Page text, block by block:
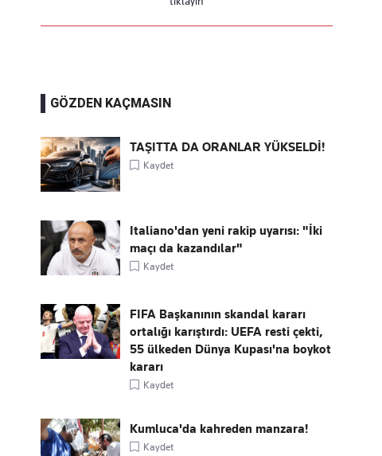
GÖZDEN KAÇMASIN
TAŞITTA DA ORANLAR YÜKSELDİ!
Kaydet
Italiano'dan yeni rakip uyarısı: "İki
maçı da kazandılar"
Kaydet
FIFA Başkanının skandal kararı
ortalığı karıştırdı: UEFA resti çekti,
55 ülkeden Dünya Kupası'na boykot
kararı
Kaydet
Kumluca'da kahreden manzara!
Kaydet